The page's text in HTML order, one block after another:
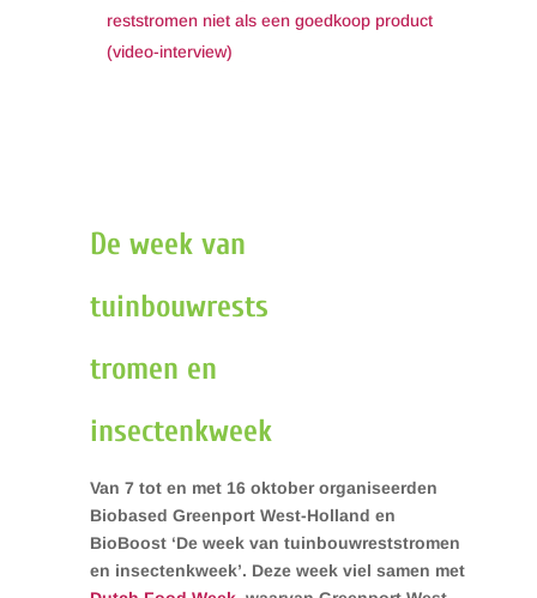
reststromen niet als een goedkoop product
(video-interview)
De week van
tuinbouwrests
tromen en
insectenkweek
Van 7 tot en met 16 oktober organiseerden
Biobased Greenport West-Holland en
BioBoost ‘De week van tuinbouwreststromen
en insectenkweek’. Deze week viel samen met